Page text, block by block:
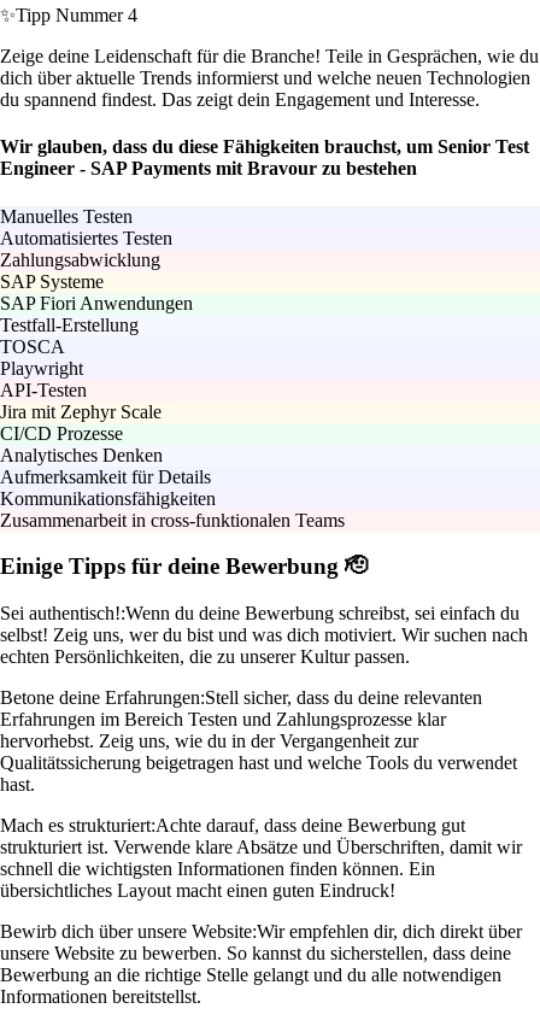
✨Tipp Nummer 4
Zeige deine Leidenschaft für die Branche! Teile in Gesprächen, wie du
dich über aktuelle Trends informierst und welche neuen Technologien
du spannend findest. Das zeigt dein Engagement und Interesse.
Wir glauben, dass du diese Fähigkeiten brauchst, um Senior Test
Engineer - SAP Payments mit Bravour zu bestehen
Manuelles Testen
Automatisiertes Testen
Zahlungsabwicklung
SAP Systeme
SAP Fiori Anwendungen
Testfall-Erstellung
TOSCA
Playwright
API-Testen
Jira mit Zephyr Scale
CI/CD Prozesse
Analytisches Denken
Aufmerksamkeit für Details
Kommunikationsfähigkeiten
Zusammenarbeit in cross-funktionalen Teams
Einige Tipps für deine Bewerbung 🫡
Sei authentisch!:Wenn du deine Bewerbung schreibst, sei einfach du
selbst! Zeig uns, wer du bist und was dich motiviert. Wir suchen nach
echten Persönlichkeiten, die zu unserer Kultur passen.
Betone deine Erfahrungen:Stell sicher, dass du deine relevanten
Erfahrungen im Bereich Testen und Zahlungsprozesse klar
hervorhebst. Zeig uns, wie du in der Vergangenheit zur
Qualitätssicherung beigetragen hast und welche Tools du verwendet
hast.
Mach es strukturiert:Achte darauf, dass deine Bewerbung gut
strukturiert ist. Verwende klare Absätze und Überschriften, damit wir
schnell die wichtigsten Informationen finden können. Ein
übersichtliches Layout macht einen guten Eindruck!
Bewirb dich über unsere Website:Wir empfehlen dir, dich direkt über
unsere Website zu bewerben. So kannst du sicherstellen, dass deine
Bewerbung an die richtige Stelle gelangt und du alle notwendigen
Informationen bereitstellst.